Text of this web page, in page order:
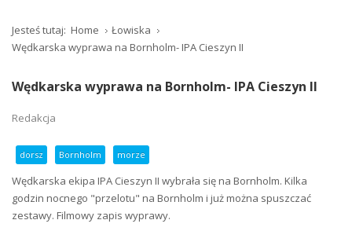
Jesteś tutaj: Home
Łowiska
Wędkarska wyprawa na Bornholm- IPA Cieszyn II
Wędkarska wyprawa na Bornholm- IPA Cieszyn II
Redakcja
dorsz Bornholm morze
Wędkarska ekipa IPA Cieszyn II wybrała się na Bornholm. Kilka
godzin nocnego "przelotu" na Bornholm i już można spuszczać
zestawy. Filmowy zapis wyprawy.